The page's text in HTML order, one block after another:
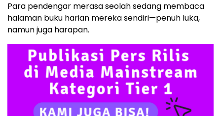
Para pendengar merasa seolah sedang membaca
halaman buku harian mereka sendiri—penuh luka,
namun juga harapan.